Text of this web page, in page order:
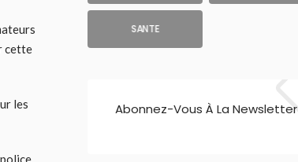
cette
les
SANTE
Abonnez-Vous À La Newsletter